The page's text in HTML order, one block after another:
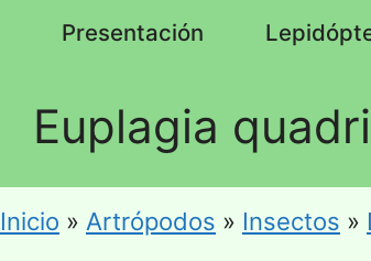
Presentación
Euplagia
Inicio » Artrópodos » Insectos »